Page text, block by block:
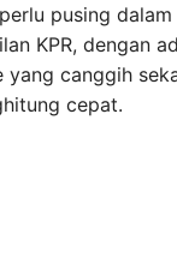
pusing
KPR, dengan
yang canggih
cepat.